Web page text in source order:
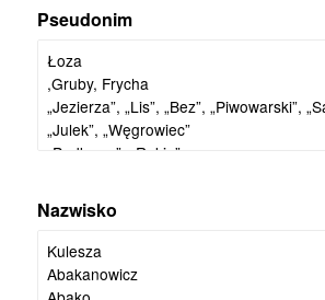
Pseudonim
Nazwisko